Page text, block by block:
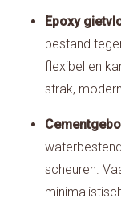
Epoxy
bestand
flexibel en
strak,
scheuren.